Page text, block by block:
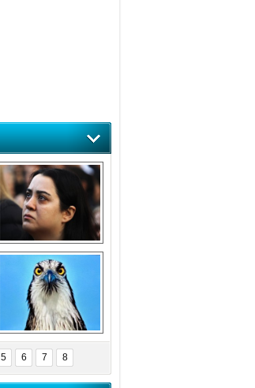
Özlem ve minnetle
anıyoruz
Balık Kartalı
Bursa’da
görüntülendi
5 6 7 8